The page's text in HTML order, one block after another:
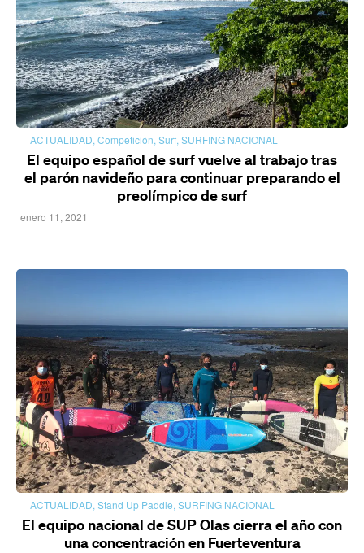
ACTUALIDAD, Competición, Surf, SURFING NACIONAL
El equipo español de surf vuelve al trabajo tras
el parón navideño para continuar preparando el
preolímpico de surf
enero 11, 2021
ACTUALIDAD, Stand Up Paddle, SURFING NACIONAL
El equipo nacional de SUP Olas cierra el año con
una concentración en Fuerteventura